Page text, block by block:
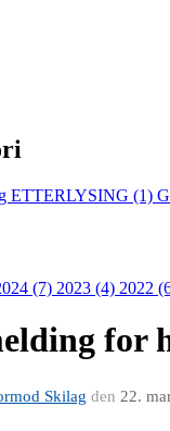
ETTERLYSING (1)
(7) 2023 (4) 2022
for
Skilag den 22.